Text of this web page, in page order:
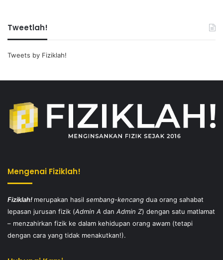
Tweetlah!
Tweets by Fiziklah!
Mengenai Fiziklah!
Fiziklah! merupakan hasil sembang-kencang dua orang sahabat
lepasan jurusan fizik (Admin A dan Admin Z) dengan satu matlamat
– menzahirkan fizik ke dalam kehidupan orang awam (tetapi
dengan cara yang tidak menakutkan!).